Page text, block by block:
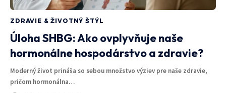
ZDRAVIE & ŽIVOTNÝ ŠTÝL
Úloha SHBG: Ako ovplyvňuje naše
hormonálne hospodárstvo a zdravie?
Moderný život prináša so sebou množstvo výziev pre naše zdravie,
pričom hormonálna…